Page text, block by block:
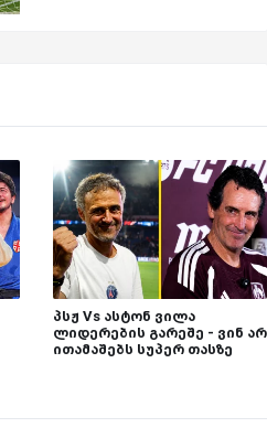
პსჟ Vs ასტონ ვილა
ლიდერების გარეშე - ვინ არ
ითამაშებს სუპერ თასზე